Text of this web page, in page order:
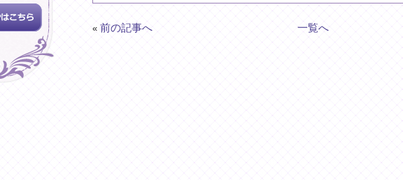
« 前の記事へ 一覧へ